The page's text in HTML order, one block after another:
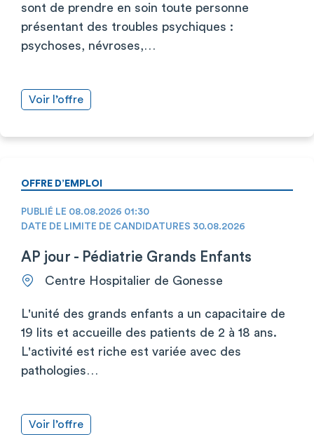
sont de prendre en soin toute personne
présentant des troubles psychiques :
psychoses, névroses,…
Voir l’offre
OFFRE D’EMPLOI
PUBLIÉ LE 08.08.2026 01:30
DATE DE LIMITE DE CANDIDATURES 30.08.2026
AP jour - Pédiatrie Grands Enfants
Centre Hospitalier de Gonesse
L'unité des grands enfants a un capacitaire de
19 lits et accueille des patients de 2 à 18 ans.
L'activité est riche est variée avec des
pathologies…
Voir l’offre